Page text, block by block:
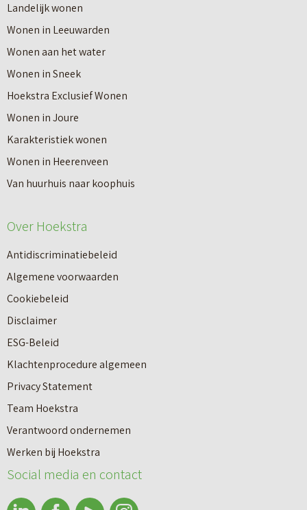
Nieuwbouw
r
I
n
8
s
t
a
p
p
n
n
a
a
r
e
e
n
n
i
e
u
o
v
e
r
V
a
n
n
e
Landelijk wonen
Wonen in Leeuwarden
Wonen aan het water
Wonen in Sneek
Hoekstra Exclusief Wonen
Wonen in Joure
Karakteristiek wonen
Wonen in Heerenveen
Van huurhuis naar koophuis
Over Hoekstra
Antidiscriminatiebeleid
Algemene voorwaarden
Cookiebeleid
Disclaimer
ESG-Beleid
Klachtenprocedure algemeen
Privacy Statement
Team Hoekstra
Verantwoord ondernemen
Werken bij Hoekstra
Social media en contact